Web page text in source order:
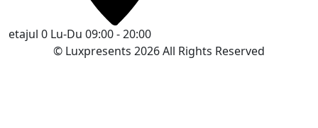
etajul 0 Lu-Du 09:00 - 20:00
© Luxpresents 2026 All Rights Reserved